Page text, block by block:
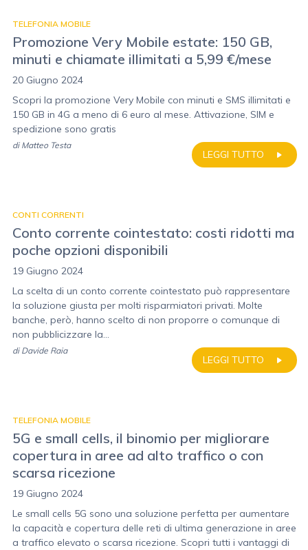
TELEFONIA MOBILE
Promozione Very Mobile estate: 150 GB,
minuti e chiamate illimitati a 5,99 €/mese
20 Giugno 2024
Scopri la promozione Very Mobile con minuti e SMS illimitati e
150 GB in 4G a meno di 6 euro al mese. Attivazione, SIM e
spedizione sono gratis
LEGGI TUTTO
di Matteo Testa
CONTI CORRENTI
Conto corrente cointestato: costi ridotti ma
poche opzioni disponibili
19 Giugno 2024
La scelta di un conto corrente cointestato può rappresentare
la soluzione giusta per molti risparmiatori privati. Molte
banche, però, hanno scelto di non proporre o comunque di
non pubblicizzare la...
LEGGI TUTTO
di Davide Raia
TELEFONIA MOBILE
5G e small cells, il binomio per migliorare
copertura in aree ad alto traffico o con
scarsa ricezione
19 Giugno 2024
Le small cells 5G sono una soluzione perfetta per aumentare
la capacità e copertura delle reti di ultima generazione in aree
a traffico elevato o scarsa ricezione. Scopri tutti i vantaggi di